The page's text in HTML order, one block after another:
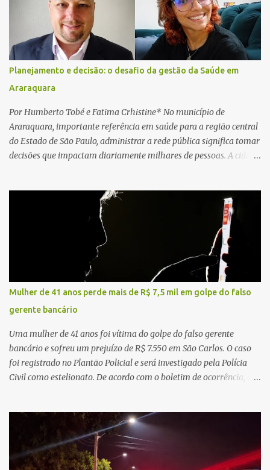
local e encontraram a vítima em parada cardiorrespiratória. Os
socorristas iniciaram imediatamente as manobras de reanimação
cardiopulmonar (RCP), porém, apesar de todos os esforços, o
motorista não respondeu aos procedimentos. Às 17h03, médicos
da Unidade de Suporte Avançado constataram o óbito da vítima.
Fonte: São Carlos Agora
Planejamento e decisão: o desafio da gestão da Saúde em
Araraquara
Por Humberto Tobé e Fatima Crhistine* No município de
Araraquara, importante referência em saúde para a região central
do Estado de São Paulo, administrar a rede pública significa tomar
decisões que impactam diariamente milhares de pessoas. A cidade
município, mas também de diversas cidades do entorno,
ampliando significativamente a responsabilidade da gestão sobre
o Sistema Único de Saúde (SUS). Nos últimos anos, o Governo
Federal tem ampliado investimentos destinados ao fortalecimento
da atenção básica, da infraestrutura hospitalar e da
regionalização dos serviços de saúde. Entretanto, em um cenário
de demandas crescentes e recursos necessariamente limitados, a
principal missão da gestão pública não é apenas investir mais,
mas decidir melhor onde investir para produzir o maior benefício
possível à população. Essa reflexão encontra respaldo tanto na
teoria da admini...
Mulher de 41 anos perde mais de R$ 7,5 mil em golpe do falso
gerente bancário
Uma mulher de 41 anos foi vítima do golpe do falso gerente
bancário e sofreu um prejuízo de R$ 7.550 em São Carlos. O caso
foi registrado no Plantão Policial e será investigado pela Polícia
Civil como estelionato. De acordo com o boletim de ocorrência, a
suspeito alegou que seria necessário atualizar o cadastro da conta
e passou a orientar a vítima sobre os procedimentos que deveriam
ser realizados. Dias depois, o golpista enviou um documento em
PDF simulando uma comunicação oficial da instituição financeira.